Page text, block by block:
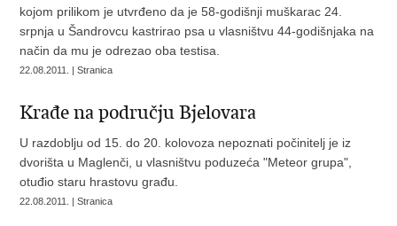
kojom prilikom je utvrđeno da je 58-godišnji muškarac 24.
srpnja u Šandrovcu kastrirao psa u vlasništvu 44-godišnjaka na
način da mu je odrezao oba testisa.
22.08.2011. | Stranica
Krađe na području Bjelovara
U razdoblju od 15. do 20. kolovoza nepoznati počinitelj je iz
dvorišta u Maglenči, u vlasništvu poduzeća "Meteor grupa",
otuđio staru hrastovu građu.
22.08.2011. | Stranica